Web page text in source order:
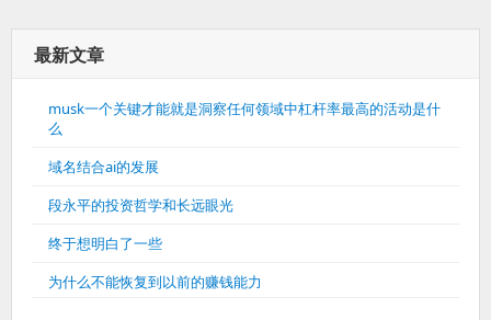
最新文章
musk一个关键才能就是洞察任何领域中杠杆率最高的活动是什
么
域名结合ai的发展
段永平的投资哲学和长远眼光
终于想明白了一些
为什么不能恢复到以前的赚钱能力